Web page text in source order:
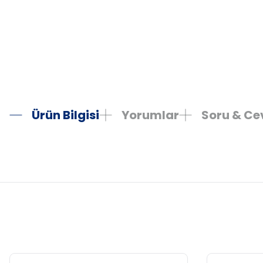
Ürün Bilgisi Yorumlar Soru &